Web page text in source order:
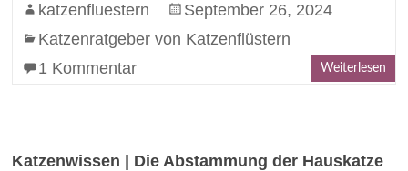
katzenfluestern
September 26, 2024
Katzenratgeber von Katzenflüstern
1 Kommentar
Weiterlesen
Katzenwissen | Die Abstammung der Hauskatze